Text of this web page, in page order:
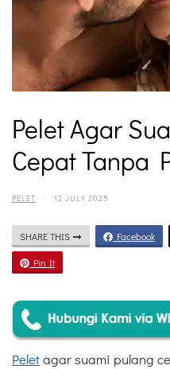
Pelet Agar
Cepat Tanpa
PELET · 12 JULY 2025
SHARE THIS Facebook
Pin It
Peletagar suami pulang